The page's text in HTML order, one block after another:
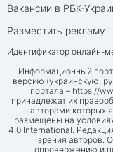
Вакансии в РБК-
Разместить рекламу
Идентификатор онлайн-
Информационный
версию (украинскую,
портала – https://
принадлежат их
авторами которых
размещены на
4.0 International.
зрения авторов.
опровержению и